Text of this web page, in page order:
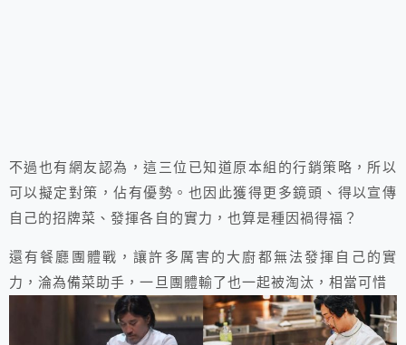
不過也有網友認為，這三位已知道原本組的行銷策略，所以
可以擬定對策，佔有優勢。也因此獲得更多鏡頭、得以宣傳
自己的招牌菜、發揮各自的實力，也算是種因禍得福？
還有餐廳團體戰，讓許多厲害的大廚都無法發揮自己的實
力，淪為備菜助手，一旦團體輸了也一起被淘汰，相當可惜